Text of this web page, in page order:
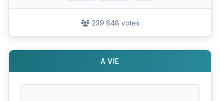
239 848 votes
A VIE